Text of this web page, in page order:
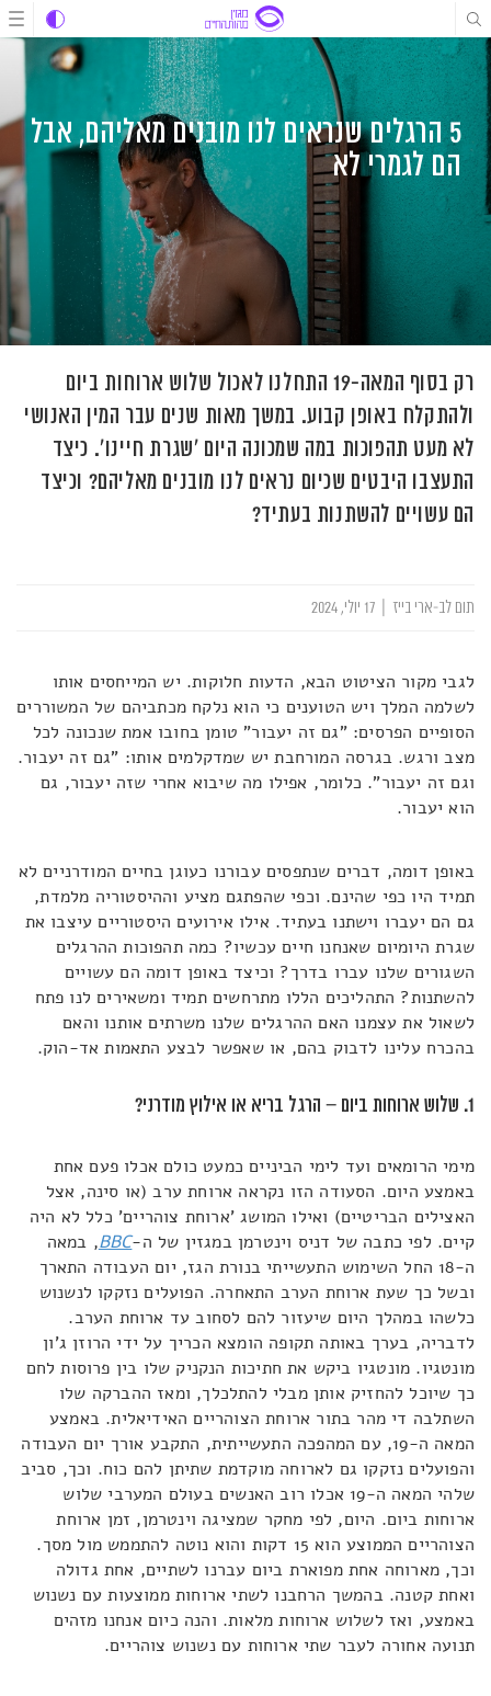
דלג
לתוכן
דלג
לתוכן
דלג
לניווט
5 הרגלים שנראים לנו מובנים מאליהם, אבל
הם לגמרי לא
רק בסוף המאה-19 התחלנו לאכול שלוש ארוחות ביום
ולהתקלח באופן קבוע. במשך מאות שנים עבר המין האנושי
לא מעט תהפוכות במה שמכונה היום 'שגרת חיינו'. כיצד
התעצבו היבטים שכיום נראים לנו מובנים מאליהם? וכיצד
הם עשויים להשתנות בעתיד?
תום לב-ארי בייז
לגבי מקור הציטוט הבא, הדעות חלוקות. יש המייחסים אותו
לשלמה המלך ויש הטוענים כי הוא נלקח מכתביהם של המשוררים
הסופיים הפרסים: "גם זה יעבור" טומן בחובו אמת שנכונה לכל
מצב ורגש. בגרסה המורחבת יש שמדקלמים אותו: "גם זה יעבור.
וגם זה יעבור". כלומר, אפילו מה שיבוא אחרי שזה יעבור, גם
הוא יעבור.
באופן דומה, דברים שנתפסים עבורנו כעוגן בחיים המודרניים לא
תמיד היו כפי שהינם. וכפי שהפתגם מציע וההיסטוריה מלמדת,
גם הם יעברו וישתנו בעתיד. אילו אירועים היסטוריים עיצבו את
שגרת היומיום שאנחנו חיים עכשיו? כמה תהפוכות ההרגלים
השגורים שלנו עברו בדרך? וכיצד באופן דומה הם עשויים
להשתנות? התהליכים הללו מתרחשים תמיד ומשאירים לנו פתח
לשאול את עצמנו האם ההרגלים שלנו משרתים אותנו והאם
בהכרח עלינו לדבוק בהם, או שאפשר לבצע התאמות אד-הוק.
1. שלוש ארוחות ביום – הרגל בריא או אילוץ מודרני?
מימי הרומאים ועד לימי הביניים כמעט כולם אכלו פעם אחת
באמצע היום. הסעודה הזו נקראה ארוחת ערב (או סינה, אצל
האצילים הבריטיים) ואילו המושג 'ארוחת צוהריים' כלל לא היה
קיים. לפי כתבה של דניס וינטרמן במגזין של ה-BBC, במאה
ה-18 החל השימוש התעשייתי בנורת הגז, יום העבודה התארך
ובשל כך שעת ארוחת הערב התאחרה. הפועלים נזקקו לנשנוש
כלשהו במהלך היום שיעזור להם לסחוב עד ארוחת הערב.
לדבריה, בערך באותה תקופה הומצא הכריך על ידי הרוזן ג'ון
מונטגיו. מונטגיו ביקש את חתיכות הנקניק שלו בין פרוסות לחם
כך שיוכל להחזיק אותן מבלי להתלכלך, ומאז ההברקה שלו
השתלבה די מהר בתור ארוחת הצוהריים האידיאלית. באמצע
המאה ה-19, עם המהפכה התעשייתית, התקבע אורך יום העבודה
והפועלים נזקקו גם לארוחה מוקדמת שתיתן להם כוח. וכך, סביב
שלהי המאה ה-19 אכלו רוב האנשים בעולם המערבי שלוש
ארוחות ביום. היום, לפי מחקר שמציגה וינטרמן, זמן ארוחת
הצוהריים הממוצע הוא 15 דקות והוא נוטה להתממש מול מסך.
וכך, מארוחה אחת מפוארת ביום עברנו לשתיים, אחת גדולה
ואחת קטנה. בהמשך הרחבנו לשתי ארוחות ממוצעות עם נשנוש
באמצע, ואז לשלוש ארוחות מלאות. והנה כיום אנחנו מזהים
תנועה אחורה לעבר שתי ארוחות עם נשנוש צוהריים.